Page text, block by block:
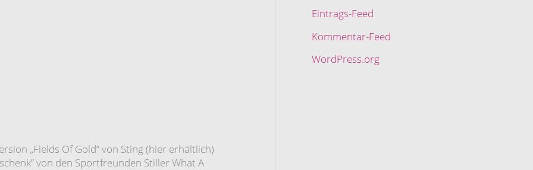
„Fields Of Gold” von Sting (hier erhältlich)
von den Sportfreunden Stiller What A
Eintrags-Feed
Kommentar-Feed
WordPress.org